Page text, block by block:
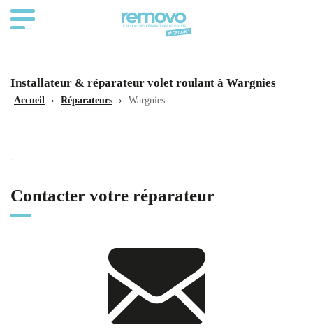
Installateur & réparateur volet roulant à Wargnies
Accueil › Réparateurs › Wargnies
-
Contacter votre réparateur